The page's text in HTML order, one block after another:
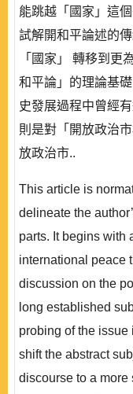
能跳越「國家」這
試解開和平論述的
「國家」 轉移到更
和平論」的理論基
史發展過程中曾經
則是對「開放政治
放政治市..
This article is
delineate the
parts. It begins with
international peace
discussion on the
long established
probing of the issue
shift the abstract
discourse to a more